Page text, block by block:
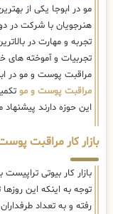
مو در ابوجا یکی از
هنرجویان با شرکت در
تجربه و مهارت در
تجربیات و آموخته های
مراقبت پوست و مو در
مراقبت پوست و مو
این حوزه دارند
بازار کار مراقبت
بازار کار بیوتی
توجه به اینکه این
رفته و به تعداد